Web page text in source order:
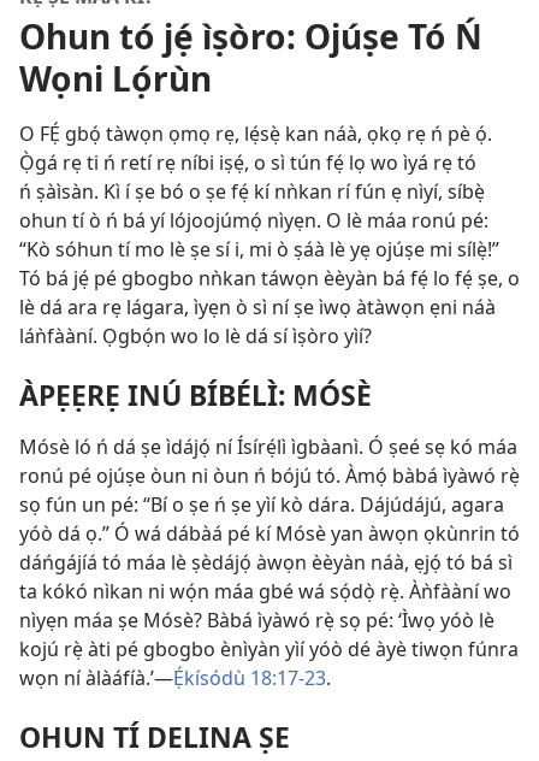
Ohun tó jẹ́ ìṣòro: Ojúṣe Tó Ń
Wọni Lọ́rùn
O FẸ́ gbọ́ tàwọn ọmọ rẹ, lẹ́sẹ̀ kan náà, ọkọ rẹ ń pè ọ́.
Ọ̀gá rẹ ti ń retí rẹ níbi iṣẹ́, o sì tún fẹ́ lọ wo ìyá rẹ tó
ń ṣàìsàn. Kì í ṣe bó o ṣe fẹ́ kí nǹkan rí fún ẹ nìyí, síbẹ̀
ohun tí ò ń bá yí lójoojúmọ́ nìyẹn. O lè máa ronú pé:
“Kò sóhun tí mo lè ṣe sí i, mi ò ṣáà lè yẹ ojúṣe mi sílẹ̀!”
Tó bá jẹ́ pé gbogbo nǹkan táwọn èèyàn bá fẹ́ lo fẹ́ ṣe, o
lè dá ara rẹ lágara, ìyẹn ò sì ní ṣe ìwọ àtàwọn ẹni náà
láǹfààní. Ọgbọ́n wo lo lè dá sí ìṣòro yìí?
ÀPẸẸRẸ INÚ BÍBÉLÌ: MÓSÈ
Mósè ló ń dá ṣe ìdájọ́ ní Ísírẹ́lì ìgbàanì. Ó ṣeé sẹ kó máa
ronú pé ojúṣe òun ni òun ń bójú tó. Àmọ́ bàbá ìyàwó rẹ̀
sọ fún un pé: “Bí o ṣe ń ṣe yìí kò dára. Dájúdájú, agara
yóò dá ọ.” Ó wá dábàá pé kí Mósè yan àwọn ọkùnrin tó
dáńgájíá tó máa lè ṣèdájọ́ àwọn èèyàn náà, ẹjọ́ tó bá sì
ta kókó nìkan ni wọ́n máa gbé wá sọ́dọ̀ rẹ̀. Àǹfààní wo
nìyẹn máa ṣe Mósè? Bàbá ìyàwó rẹ̀ sọ pé: ‘Ìwọ yóò lè
kojú rẹ̀ àti pé gbogbo ènìyàn yìí yóò dé àyè tiwọn fúnra
wọn ní àlàáfíà.’​—Ẹ́kísódù 18:​17-23.
OHUN TÍ DELINA ṢE